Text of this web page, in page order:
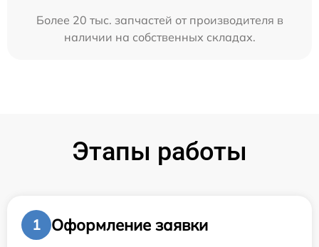
Более 20 тыс. запчастей от производителя в
наличии на собственных складах.
Этапы работы
1
Оформление заявки